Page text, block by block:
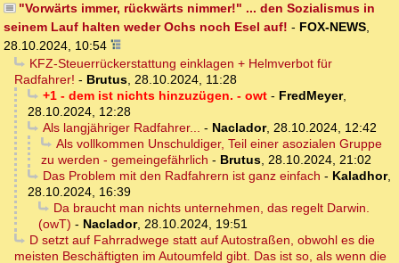
"Vorwärts immer, rückwärts nimmer!" ... den Sozialismus in
seinem Lauf halten weder Ochs noch Esel auf! - FOX-NEWS,
28.10.2024, 10:54
KFZ-Steuerrückerstattung einklagen + Helmverbot für
Radfahrer! - Brutus, 28.10.2024, 11:28
+1 - dem ist nichts hinzuzügen. - owt- FredMeyer,
28.10.2024, 12:28
Als langjähriger Radfahrer... - Naclador, 28.10.2024, 12:42
Als vollkommen Unschuldiger, Teil einer asozialen Gruppe
zu werden - gemeingefährlich - Brutus, 28.10.2024, 21:02
Das Problem mit den Radfahrern ist ganz einfach - Kaladhor,
28.10.2024, 16:39
Da braucht man nichts unternehmen, das regelt Darwin.
(owT) - Naclador, 28.10.2024, 19:51
D setzt auf Fahrradwege statt auf Autostraßen, obwohl es die
meisten Beschäftigten im Autoumfeld gibt. Das ist so, als wenn die